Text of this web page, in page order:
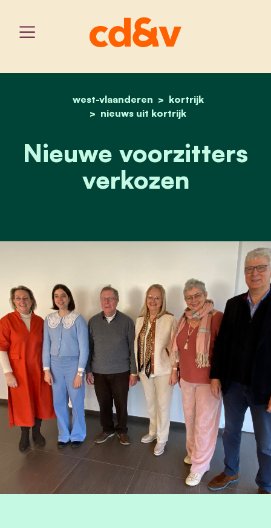
home
west-vlaanderen
kortrijk
nieuws uit kortrijk
nieuwe voorzitters
Nieuwe voorzitters
verkozen